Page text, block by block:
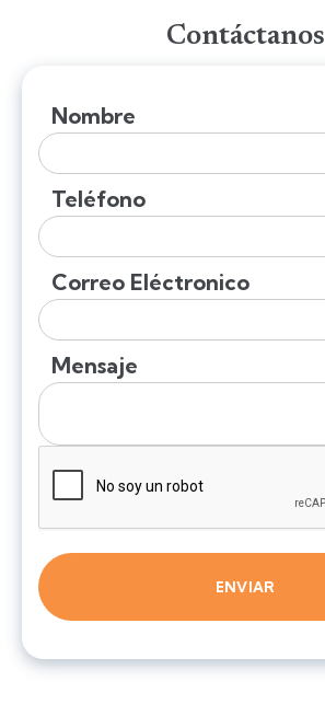
Contáctanos
Nombre
Teléfono
Correo Eléctronico
Mensaje